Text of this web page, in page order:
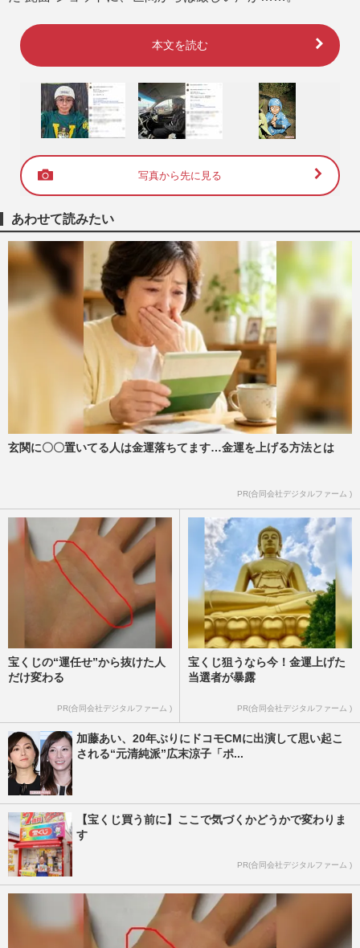
本文を読む
写真から先に見る
あわせて読みたい
玄関に〇〇置いてる人は金運落ちてます…金運を上げる方法とは
PR(合同会社デジタルファーム )
宝くじの“運任せ”から抜けた人
だけ変わる
PR(合同会社デジタルファーム )
宝くじ狙うなら今！金運上げた
当選者が暴露
PR(合同会社デジタルファーム )
加藤あい、20年ぶりにドコモCMに出演して思い起こ
される“元清純派”広末涼子「ポ...
【宝くじ買う前に】ここで気づくかどうかで変わりま
す
PR(合同会社デジタルファーム )